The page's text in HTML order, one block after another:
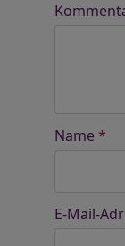
Name *
E-Mail-